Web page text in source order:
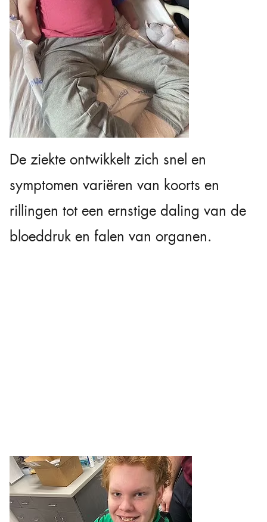
De ziekte ontwikkelt zich snel en
symptomen variëren van koorts en
rillingen tot een ernstige daling van de
bloeddruk en falen van organen.